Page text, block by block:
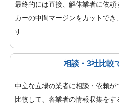
最終的には直接、解体業者に依頼
カーの中間マージンをカットでき
す
相談・3社比較
中立な立場の業者に相談・依頼
比較して、各業者の情報収集を